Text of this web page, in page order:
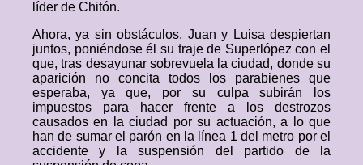
líder de Chitón.
Ahora, ya sin obstáculos, Juan y Luisa despiertan
juntos, poniéndose él su traje de Superlópez con el
que, tras desayunar sobrevuela la ciudad, donde su
aparición no concita todos los parabienes que
esperaba, ya que, por su culpa subirán los
impuestos para hacer frente a los destrozos
causados en la ciudad por su actuación, a lo que
han de sumar el parón en la línea 1 del metro por el
accidente y la suspensión del partido de la